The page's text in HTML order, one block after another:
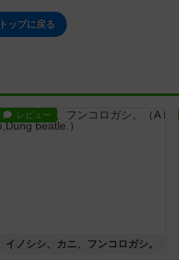
ップに戻る
レビュー
イノシシ、カニ、フンコロガシ。